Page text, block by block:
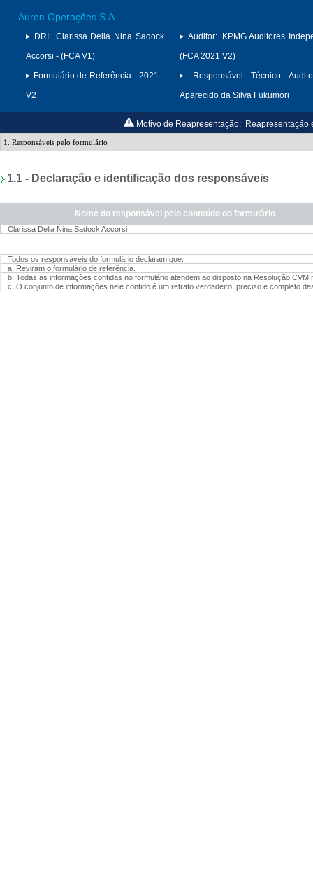
Auren Operações S.A.
DRI: Clarissa Della Nina Sadock
Accorsi - (FCA V1)
Formulário de Referência - 2021 -
V2
Auditor:
KPMG Auditores
(FCA 2021 V2)
Responsável Técnico
Aparecido da Silva Fukumori
Motivo de Reapresentação: Reapresentação